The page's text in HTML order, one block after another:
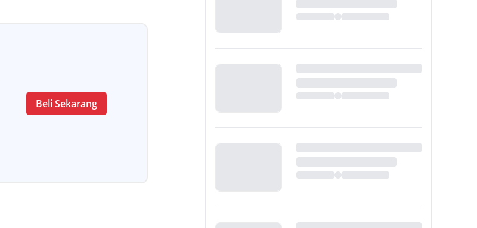
Beli Sekarang